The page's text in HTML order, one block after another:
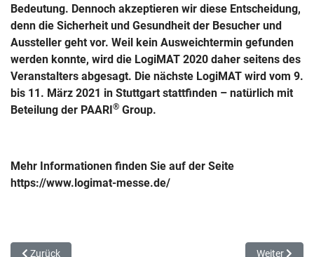
Bedeutung. Dennoch akzeptieren wir diese Entscheidung,
denn die Sicherheit und Gesundheit der Besucher und
Aussteller geht vor. Weil kein Ausweichtermin gefunden
werden konnte, wird die LogiMAT 2020 daher seitens des
Veranstalters abgesagt. Die nächste LogiMAT wird vom 9.
bis 11. März 2021 in Stuttgart stattfinden – natürlich mit
Beteilung der PAARI ® Group.
Mehr Informationen finden Sie auf der Seite
https://www.logimat-messe.de/
Vorheriger Beitrag: Coronavirus führt zu zahlreichen
Zurück Nächster
Weiter